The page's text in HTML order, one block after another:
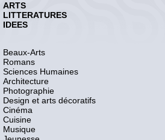
ARTS
LITTERATURES
IDEES
Beaux-Arts
Romans
Sciences Humaines
Architecture
Photographie
Design et arts décoratifs
Cinéma
Cuisine
Musique